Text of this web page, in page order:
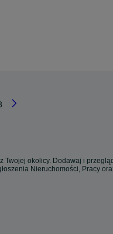
Twojej okolicy. Dodawaj i
Nieruchomości, Pracy